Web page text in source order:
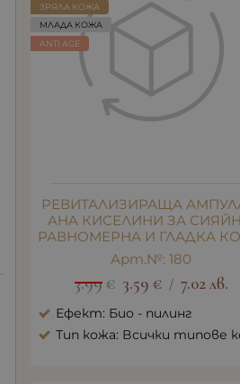
РЕВИТАЛИЗИРАЩА
AHA КИСЕЛИНИ ЗА
РАВНОМЕРНА И ГЛАДКА
Арт.№: 180
3.99 € 3.59 € / 7.02лв.
Ефект: Био - пилинг
Тип кожа: Всички типове
ЗРЯЛА КОЖА
МЛАДА КОЖА
ANTI AGE